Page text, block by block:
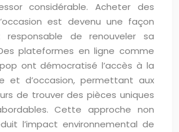
considérable. Acheter des
est devenu une façon
de renouveler sa
plateformes en ligne comme
ont démocratisé l’accès à la
et d’occasion, permettant aux
de trouver des pièces uniques
Cette approche non
l’impact environnemental de